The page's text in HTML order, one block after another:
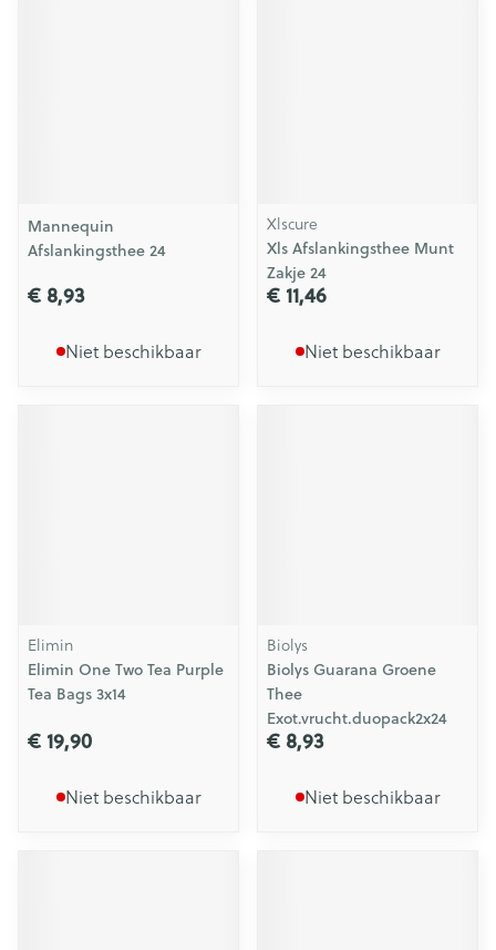
Mannequin
Afslankingsthee 24
€ 8,93
Niet beschikbaar
Xlscure
Xls Afslankingsthee Munt
Zakje 24
€ 11,46
Niet beschikbaar
Elimin
Elimin One Two Tea Purple
Tea Bags 3x14
€ 19,90
Niet beschikbaar
Biolys
Biolys Guarana Groene
Thee
Exot.vrucht.duopack2x24
€ 8,93
Niet beschikbaar